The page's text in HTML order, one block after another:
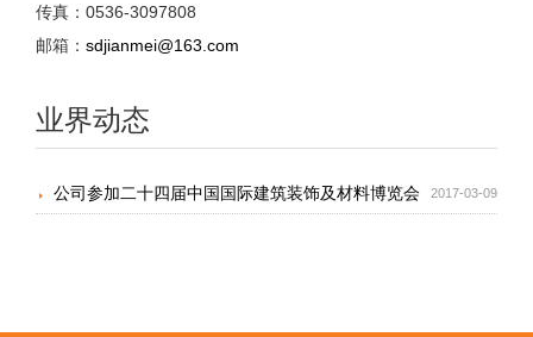
传真：0536-3097808
邮箱： sdjianmei@163.com
业界动态
2017-03-09
公司参加二十四届中国国际建筑装饰及材料博览会